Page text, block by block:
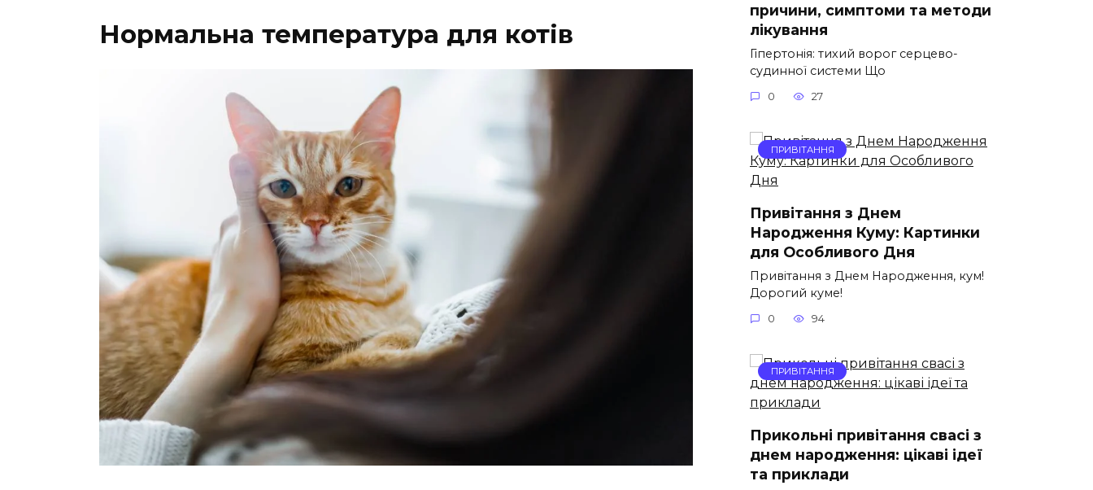
Нормальна температура для котів
причини, симптоми та методи
лікування
Гіпертонія: тихий ворог серцево-
судинної системи Що
0 27
ПРИВІТАННЯ
Привітання з Днем
Народження Куму: Картинки
для Особливого Дня
Привітання з Днем Народження, кум!
Дорогий куме!
0 94
ПРИВІТАННЯ
Прикольні привітання свасі з
днем народження: цікаві ідеї
та приклади